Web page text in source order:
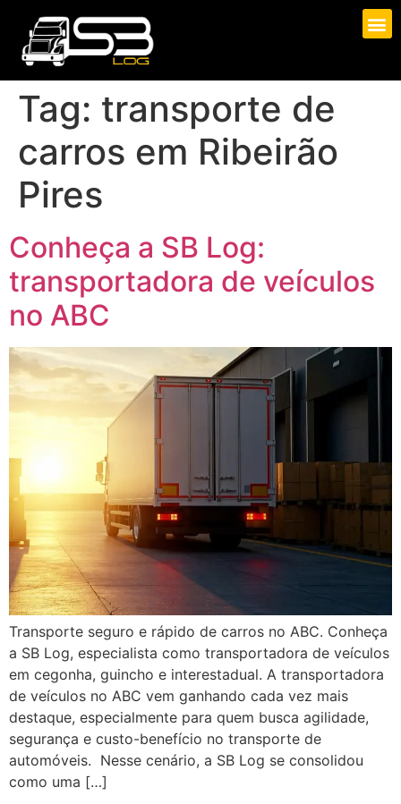
Tag: transporte de
carros em Ribeirão
Pires
Conheça a SB Log:
transportadora de veículos
no ABC
Transporte seguro e rápido de carros no ABC. Conheça
a SB Log, especialista como transportadora de veículos
em cegonha, guincho e interestadual. A transportadora
de veículos no ABC vem ganhando cada vez mais
destaque, especialmente para quem busca agilidade,
segurança e custo-benefício no transporte de
automóveis. Nesse cenário, a SB Log se consolidou
como uma […]